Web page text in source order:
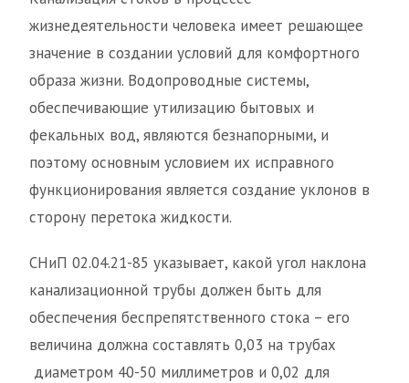
жизнедеятельности человека имеет решающее
значение в создании условий для комфортного
образа жизни. Водопроводные системы,
обеспечивающие утилизацию бытовых и
фекальных вод, являются безнапорными, и
поэтому основным условием их исправного
функционирования является создание уклонов в
сторону перетока жидкости.
СНиП 02.04.21-85 указывает, какой угол наклона
канализационной трубы должен быть для
обеспечения беспрепятственного стока – его
величина должна составлять 0,03 на трубах
диаметром 40-50 миллиметров и 0,02 для